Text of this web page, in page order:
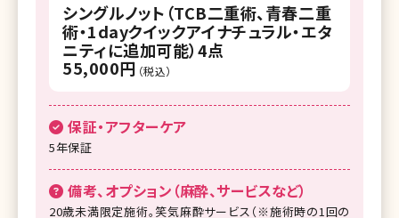
シングルノット（TCB二重術、青春二重
術・1dayクイックアイナチュラル・エタ
ニティに追加可能）4点
55,000円 （税込）
保証・アフターケア
5年保証
備考、オプション（麻酔、サービスなど）
20歳未満限定施術。笑気麻酔サービス（※施術時の1回の